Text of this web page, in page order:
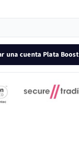
una cuenta Plata Boost